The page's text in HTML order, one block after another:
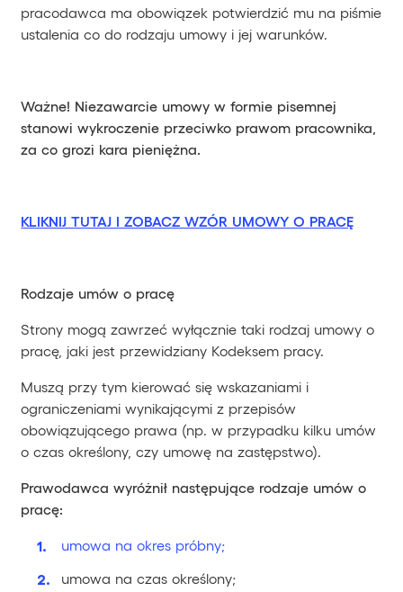
pracodawca ma obowiązek potwierdzić mu na piśmie
ustalenia co do rodzaju umowy i jej warunków.
Ważne! Niezawarcie umowy w formie pisemnej
stanowi wykroczenie przeciwko prawom pracownika,
za co grozi kara pieniężna.
KLIKNIJ TUTAJ I ZOBACZ WZÓR UMOWY O PRACĘ
Rodzaje umów o pracę
Strony mogą zawrzeć wyłącznie taki rodzaj umowy o
pracę, jaki jest przewidziany Kodeksem pracy.
Muszą przy tym kierować się wskazaniami i
ograniczeniami wynikającymi z przepisów
obowiązującego prawa (np. w przypadku kilku umów
o czas określony, czy umowę na zastępstwo).
Prawodawca wyróżnił następujące rodzaje umów o
pracę:
umowa na okres próbny;
umowa na czas określony;